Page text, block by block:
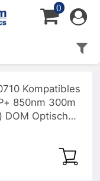
0
Kompatibles
850nm 300m
DOM Optische